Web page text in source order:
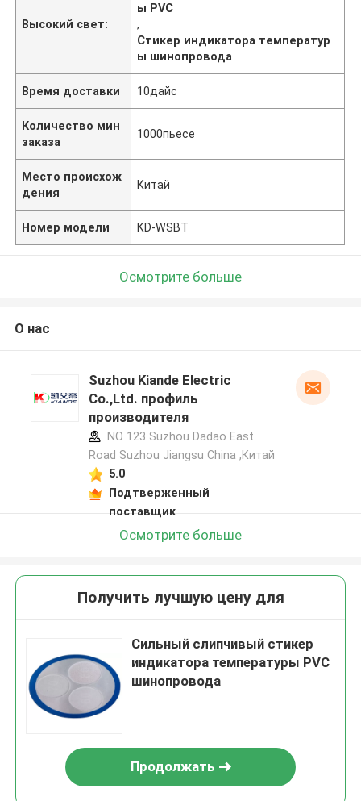
Высокий свет:
ы PVC
,
Стикер индикатора температур
ы шинопровода
Время доставки 10дайс
Количество мин
заказа
1000пьесе
Место происхож
дения
Китай
Номер модели KD-WSBT
Осмотрите больше
О нас
Suzhou Kiande Electric
Co.,Ltd. профиль
производителя
NO 123 Suzhou Dadao East
Road Suzhou Jiangsu China ,Китай
5.0
Подтверженный
поставщик
Осмотрите больше
Получить лучшую цену для
Сильный слипчивый стикер
индикатора температуры PVC
шинопровода
Продолжать